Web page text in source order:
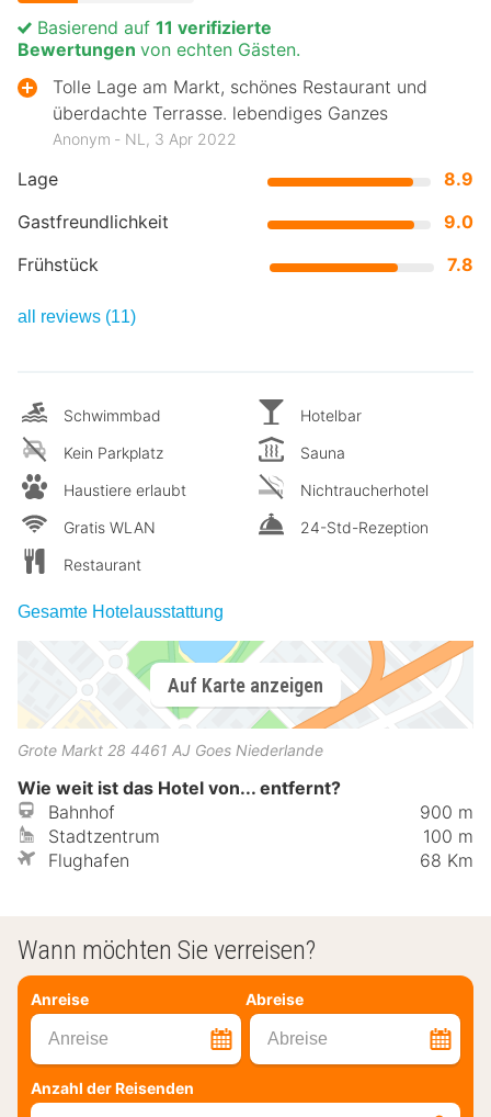
Lage
8.9
Gastfreundlichkeit
9.0
Frühstück
7.8
Basierend auf 11 verifizierte
Bewertungen von echten Gästen.
Tolle Lage am Markt, schönes Restaurant und
überdachte Terrasse. lebendiges Ganzes
Anonym ‐ NL, 3 Apr 2022
all reviews (11)
Schwimmbad
Kein Parkplatz
Haustiere erlaubt
Gratis WLAN
Restaurant
Hotelbar
Sauna
Nichtraucherhotel
24-Std-Rezeption
Gesamte Hotelausstattung
Auf Karte anzeigen
Grote Markt 28 4461 AJ Goes Niederlande
Wie weit ist das Hotel von... entfernt?
Bahnhof
900 m
Stadtzentrum
100 m
Flughafen
68 Km
Wann möchten Sie verreisen?
Anreise Abreise
Anreise Abreise
Anzahl der Reisenden